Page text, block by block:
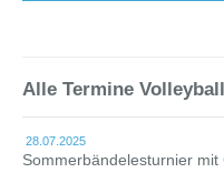
Alle Termine Volleyball
28.07.2025
Sommerbändelesturnier